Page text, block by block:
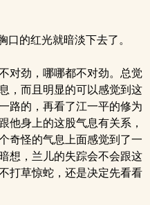
的红光就暗淡下去了。
对劲，哪哪都不对劲。总觉
，而且明显的可以感觉到这
路的，再看了江一平的修为
他身上的这股气息有关系，
奇怪的气息上面感觉到了一
想，兰儿的失踪会不会跟这
打草惊蛇，还是决定先看看